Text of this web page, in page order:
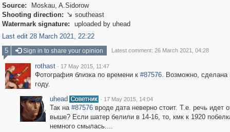
Source:
Moskau, A.Sidorow
Shooting direction:  southeast
Watermark signature:
uploaded by uhead
Last edit 28 March 2021, 22:22
5
Sign in to share your opinion Latest comment: 26 March 2021, 04:28
rothast · 17 May 2015, 11:47
Фотография близка по времени к #87576. Возможно, сделана
году.
uhead
· 17 May 2015, 14:04
Так на #87576вроде дата неверно стоит. Т.е. речь идет
выше? Если шатер белили в 14-16, то, кмк к 1920
немного смылась....